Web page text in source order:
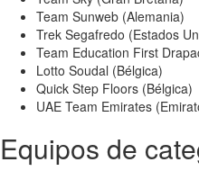
Team Sunweb (Alemania)
Trek Segafredo (Estados
Team Education First
Lotto Soudal (Bélgica)
Quick Step Floors (Bélgica)
UAE Team Emirates
Equipos de